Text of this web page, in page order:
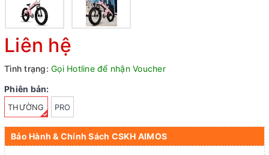
Liên hệ
Tình trạng: Gọi Hotline để nhận Voucher
Phiên bản:
THƯỜNG PRO
Bảo Hành & Chính Sách CSKH AIMOS